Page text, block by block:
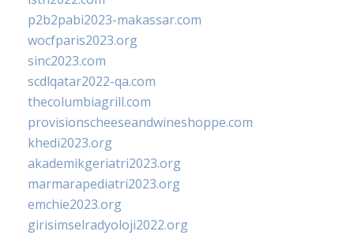
p2b2pabi2023-makassar.com
wocfparis2023.org
sinc2023.com
scdlqatar2022-qa.com
thecolumbiagrill.com
provisionscheeseandwineshoppe.com
khedi2023.org
akademikgeriatri2023.org
marmarapediatri2023.org
emchie2023.org
girisimselradyoloji2022.org